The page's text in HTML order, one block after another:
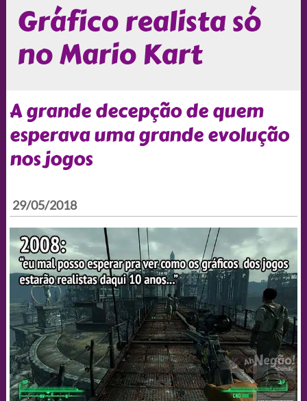
Gráfico realista só
no Mario Kart
A grande decepção de quem
esperava uma grande evolução
nos jogos
29/05/2018